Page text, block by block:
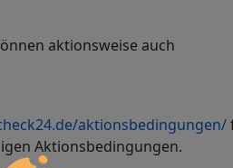
aktionsweise auch
aktionsbedingungen/
Aktionsbedingungen.